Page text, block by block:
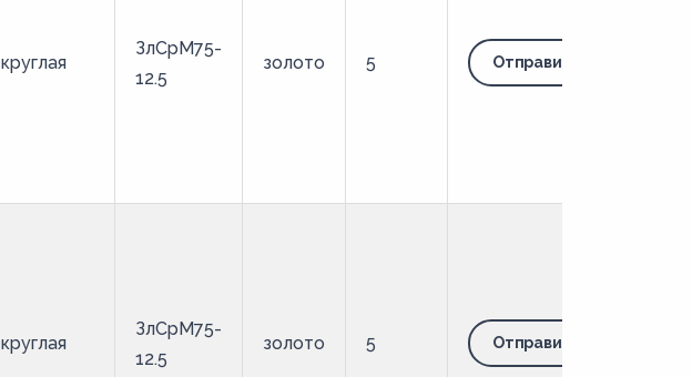
круглая
ЗлСрМ75-
12.5
золото 5 Отправить запрос
круглая
ЗлСрМ75-
12.5
золото 5 Отправить запрос